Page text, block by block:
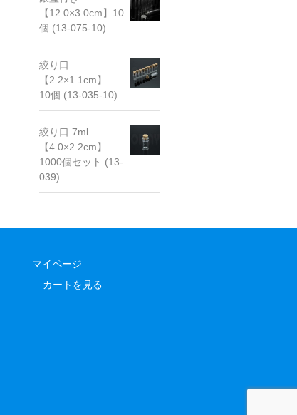
【12.0×3.0cm】10
個 (13-075-10)
絞り口
【2.2×1.1cm】
10個 (13-035-10)
絞り口 7ml
【4.0×2.2cm】
1000個セット (13-
039)
マイページ
カートを見る